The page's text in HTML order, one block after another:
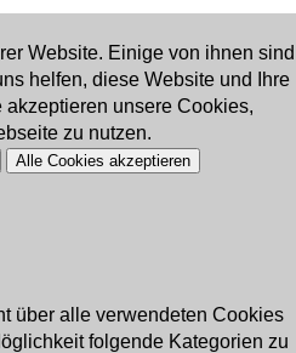
Website. Einige von ihnen sind
helfen, diese Website und Ihre
unsere Cookies,
zu nutzen.
Alle Cookies akzeptieren
über alle verwendeten Cookies
folgende Kategorien zu